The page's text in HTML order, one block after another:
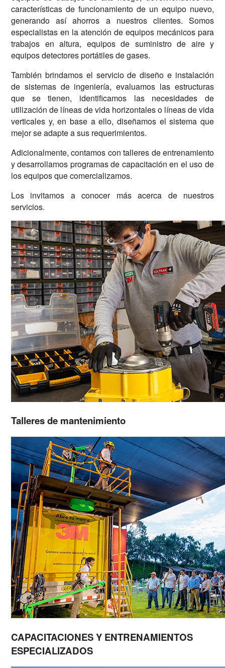
características de funcionamiento de un equipo nuevo,
generando así ahorros a nuestros clientes. Somos
especialistas en la atención de equipos mecánicos para
trabajos en altura, equipos de suministro de aire y
equipos detectores portátiles de gases.
También brindamos el servicio de diseño e instalación
de sistemas de ingeniería, evaluamos las estructuras
que se tienen, identificamos las necesidades de
utilización de líneas de vida horizontales o líneas de vida
verticales y, en base a ello, diseñamos el sistema que
mejor se adapte a sus requerimientos.
Adicionalmente, contamos con talleres de entrenamiento
ydesarrollamos programas de capacitación en el uso de
los equipos que comercializamos.
Los invitamos a conocer más acerca de nuestros
servicios.
Talleres de mantenimiento
CAPACITACIONES Y ENTRENAMIENTOS
ESPECIALIZADOS